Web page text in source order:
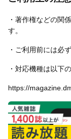
・著作権などの関
す。
・ご利用前には必
・対応機種は以下
https://